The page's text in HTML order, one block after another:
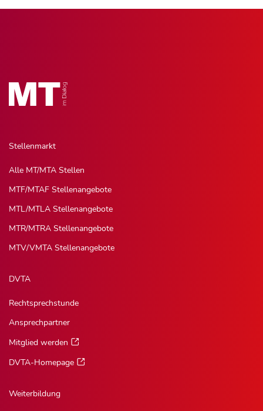
Stellenmarkt
Alle MT/MTA Stellen
MTF/MTAF Stellenangebote
MTL/MTLA Stellenangebote
MTR/MTRA Stellenangebote
MTV/VMTA Stellenangebote
DVTA
Rechtsprechstunde
Ansprechpartner
Mitglied werden
DVTA-Homepage
Weiterbildung